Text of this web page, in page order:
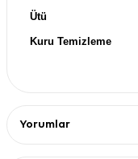
Ütü
Kuru Temizleme
Yorumlar